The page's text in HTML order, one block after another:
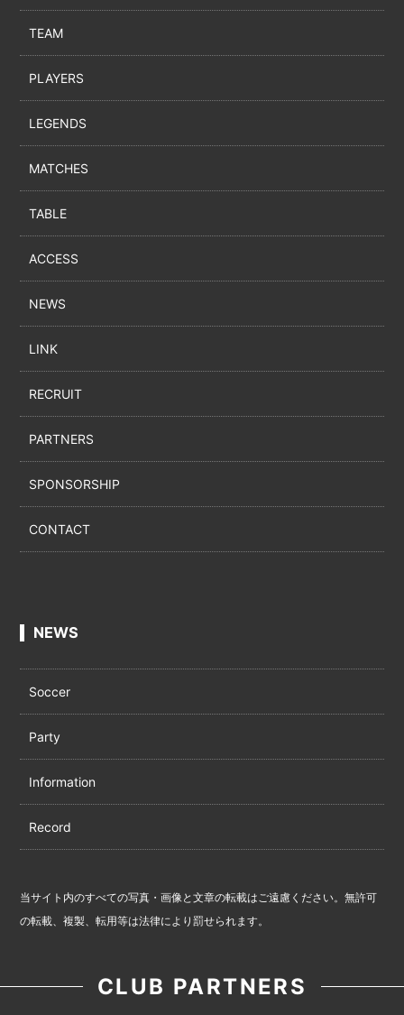
TEAM
PLAYERS
LEGENDS
MATCHES
TABLE
ACCESS
NEWS
LINK
RECRUIT
PARTNERS
SPONSORSHIP
CONTACT
NEWS
Soccer
Party
Information
Record
当サイト内のすべての写真・画像と文章の転載はご遠慮ください。無許可
の転載、複製、転用等は法律により罰せられます。
CLUB PARTNERS